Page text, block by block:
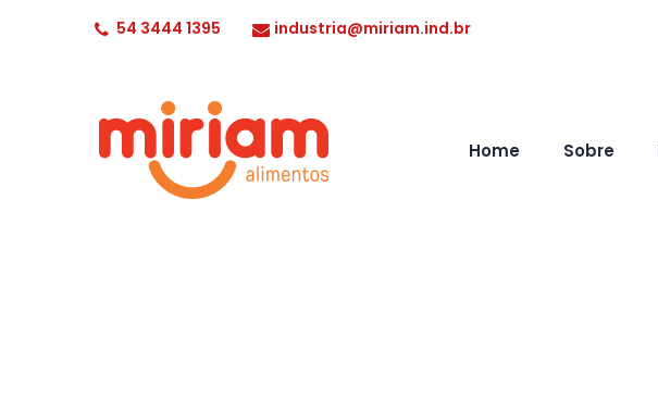
54 3444 1395 industria@miriam.ind.br
Home Sobre